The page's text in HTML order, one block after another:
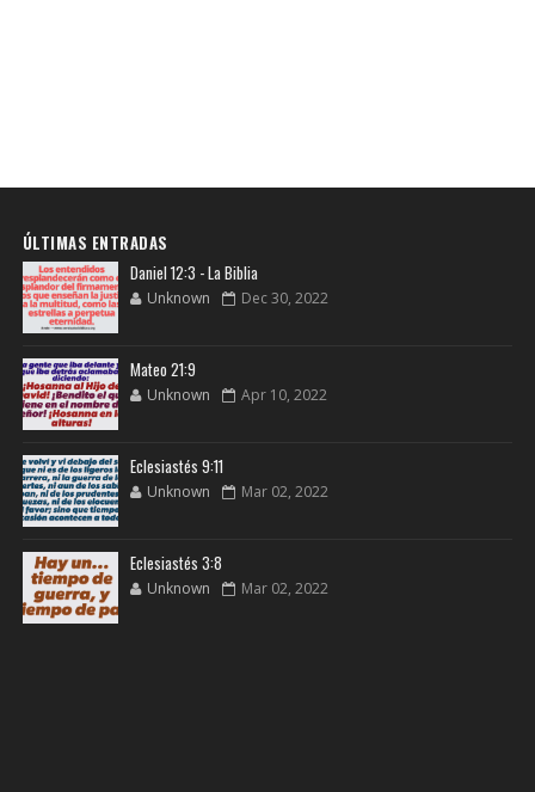
ÚLTIMAS ENTRADAS
Daniel 12:3 - La Biblia
Unknown Dec 30, 2022
Mateo 21:9
Unknown Apr 10, 2022
Eclesiastés 9:11
Unknown Mar 02, 2022
Eclesiastés 3:8
Unknown Mar 02, 2022